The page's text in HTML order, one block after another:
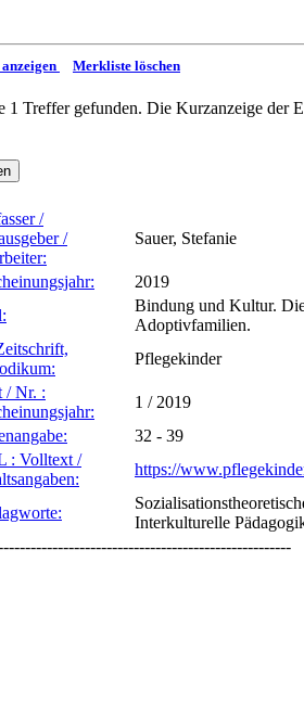
Merkliste löschen
1 Treffer gefunden. Die Kurzanzeige der
/
/
Sauer, Stefanie
2019
Bindung und Kultur.
Adoptivfamilien.
Pflegekinder
/ Nr. :
1 / 2019
32 - 39
: Volltext /
https://
Interkulturelle